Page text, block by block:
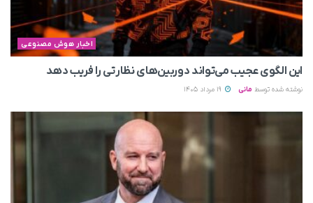
اخبار هوش مصنوعی
این الگوی عجیب می‌تواند دوربین‌های نظارتی را فریب دهد
نوشته شده توسط مانی